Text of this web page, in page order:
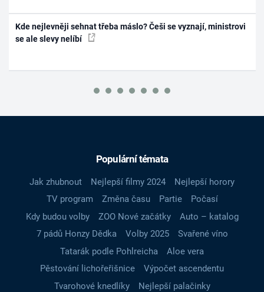
Kde nejlevněji sehnat třeba máslo? Češi se vyznají, ministrovi
se ale slevy nelíbí
Populární témata
Jak zhubnout Nejlepší filmy 2024
Nejlepší horory
TV program
Změna času Partie
Počasí
Kdy budou volby
ZOO Nové začátky
Auto – katalog
7 pádů Honzy Dědka
Volby 2025
Svařené víno
Tatarák podle Pohlreicha
Aloe vera
Pěstování lichořeřišnice
Výpočet ascendentu
Tvarohové knedlíky
Nejlepší palačinky